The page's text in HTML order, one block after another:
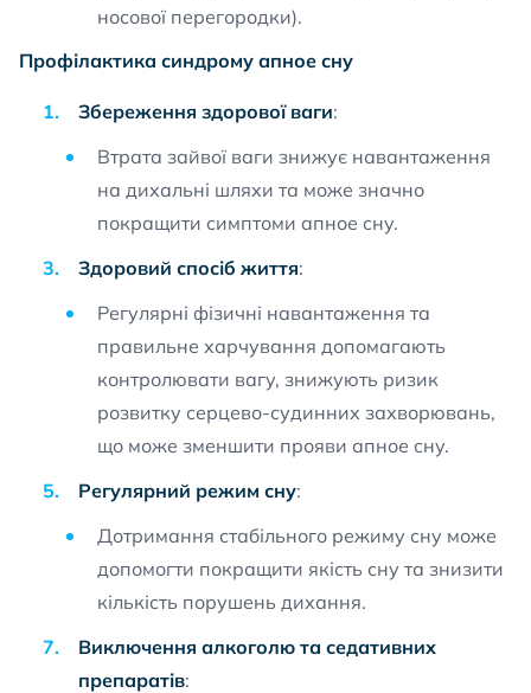
носової перегородки).
Профілактика синдрому апное сну
Збереження здорової ваги:
Втрата зайвої ваги знижує навантаження
на дихальні шляхи та може значно
покращити симптоми апное сну.
Здоровий спосіб життя:
Регулярні фізичні навантаження та
правильне харчування допомагають
контролювати вагу, знижують ризик
розвитку серцево-судинних захворювань,
що може зменшити прояви апное сну.
Регулярний режим сну:
Дотримання стабільного режиму сну може
допомогти покращити якість сну та знизити
кількість порушень дихання.
Виключення алкоголю та седативних
препаратів: